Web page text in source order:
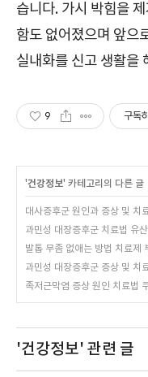
습니다. 가시 박힘을
함도 없어졌으며 앞으
실내화를 신고 생활을
9 구독
'건강정보' 카테고리의 다른 글
대사증후군 원인과 증상 및 치
과민성 대장증후군 치료법 유
발톱 무좀 없애는 방법 치료제
과민성 대장증후군 증상 및 치
족저근막염 증상 원인 치료법
'건강정보' 관련 글